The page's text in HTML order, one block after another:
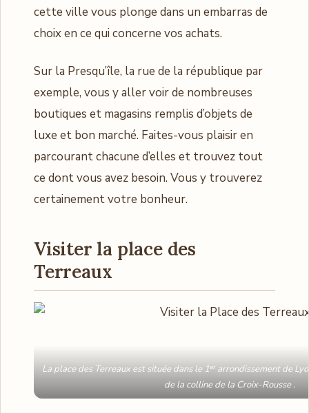
cette ville vous plonge dans un embarras de
choix en ce qui concerne vos achats.
Sur la Presqu’île, la rue de la république par
exemple, vous y aller voir de nombreuses
boutiques et magasins remplis d’objets de
luxe et bon marché. Faites-vous plaisir en
parcourant chacune d’elles et trouvez tout
ce dont vous avez besoin. Vous y trouverez
certainement votre bonheur.
Visiter la place des
Terreaux
La place des Terreaux est située dans le 1ᵉʳ arrondissement de
de la colline de la Croix-Rousse .